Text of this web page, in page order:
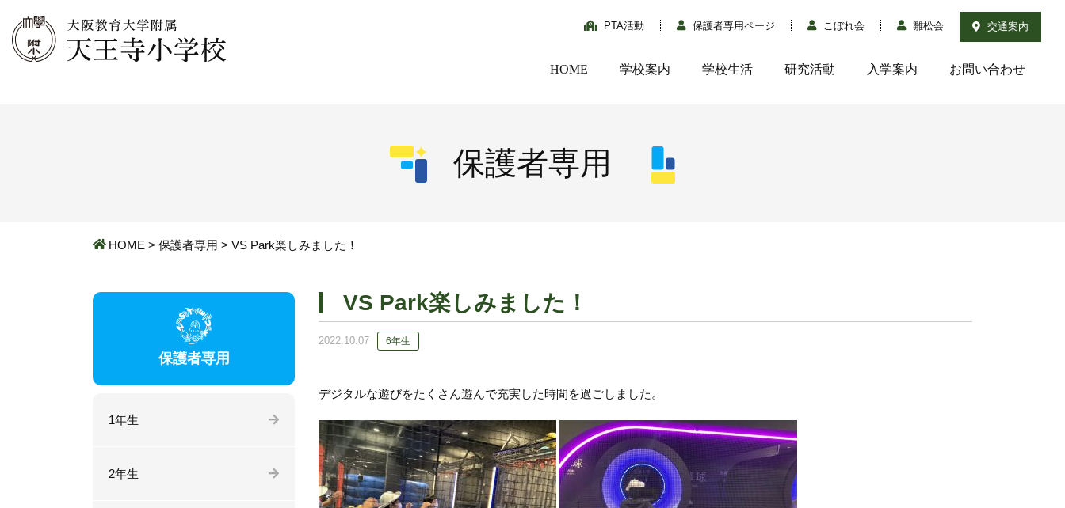
PTA活動 保護者専用ページ こぼれ会 雛松会 交通案内
HOME 学校案内 学校生活 研究活動 入学案内 お問い合わせ
保護者専用
HOME > 保護者専用 > VS Park楽しみました！
VS Park楽しみました！
2022.10.07 6年生
デジタルな遊びをたくさん遊んで充実した時間を過ごしました。
保護者専用
1年生
2年生